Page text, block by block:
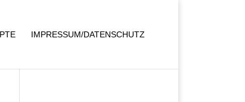
IMPRESSUM/DATENSCHUTZ